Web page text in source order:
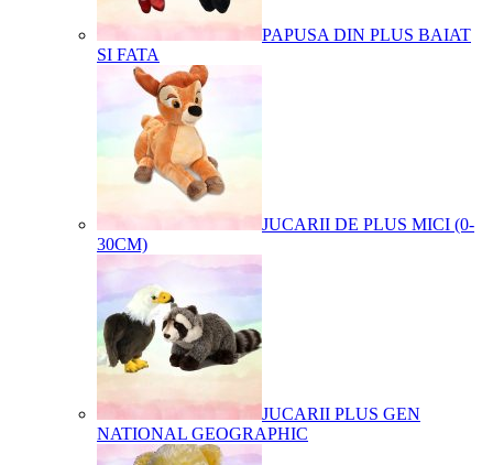
PAPUSA DIN PLUS BAIAT
SI FATA
JUCARII DE PLUS MICI (0-
30CM)
JUCARII PLUS GEN
NATIONAL GEOGRAPHIC